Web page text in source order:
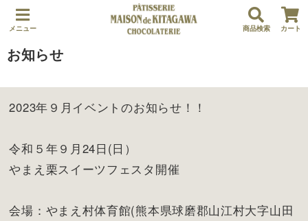
メニュー 商品検索 カート
お知らせ
2023年９月イベントのお知らせ！！
令和５年９月24日(日）
やまえ栗スイーツフェスタ開催
会場：やまえ村体育館(熊本県球磨郡山江村大字山田